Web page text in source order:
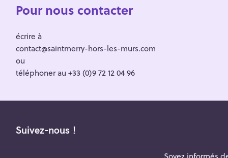
Pour nous contacter
écrire à
contact@saintmerry-hors-les-murs.com
ou
téléphoner au +33 (0)9 72 12 04 96
Suivez-nous !
Soyez informés